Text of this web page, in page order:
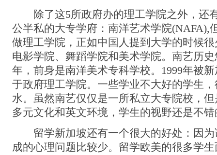
除了这5所政府办的理工学院之外，还
公半私的大专学府：南洋艺术学院(NAFA),
做理工学院，正如中国人提到大学的时候
电影学院、舞蹈学院和美术学院。南艺历
年，前身是南洋美术专科学校。1999年被
于政府理工学院。一些学业不大好的学生
水。虽然南艺仅仅是一所私立大专院校，
多元文化和英文环境，学生的视野还是不
留学新加坡还有一个很大的好处：因为
成的心理问题比较少。留学欧美的很多学